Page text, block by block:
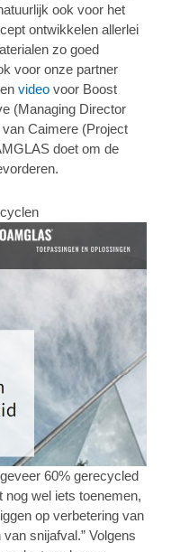
ook voor het
ontwikkelen allerlei
zo goed
voor onze partner
video voor Boost
(Managing Director
Caimere (Project
doet om de
60% gerecycled
wel iets toenemen,
op verbetering van
snijafval.” Volgens